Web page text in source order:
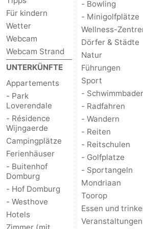
Für kindern
Wetter
Webcam
Webcam Strand
UNTERKÜNFTE
Appartements
- Park
Loverendale
- Résidence
Wijngaerde
Campingplätze
Ferienhäuser
- Buitenhof
Domburg
- Hof Domburg
- Westhove
Hotels
- Bowling
- Minigolfplätze
Wellness-
Dörfer & Städte
Natur
Führungen
Sport
- Schwimmbader
- Radfahren
- Wandern
- Reiten
- Reitschulen
- Golfplatze
- Sportangeln
Mondriaan
Toorop
Essen und
Veranstaltungen